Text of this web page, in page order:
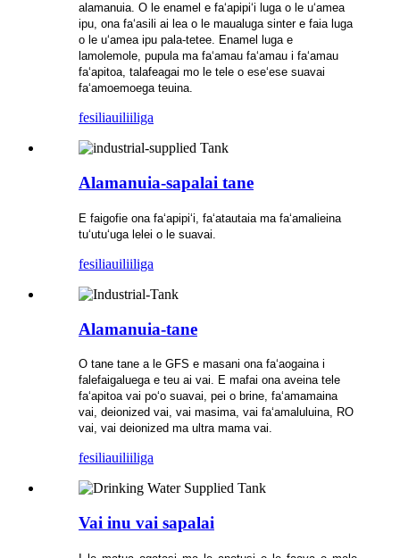
alamanuia. O le enamel e faʻapipiʻi luga o le uʻamea
ipu, ona faʻasili ai lea o le maualuga sinter e faia luga
o le uʻamea ipu pala-tetee. Enamel luga e
lamolemole, pupula ma faʻamau faʻamau i faʻamau
faʻapitoa, talafeagai mo le tele o eseʻese suavai
faʻamoemoega teuina.
fesiliauiliiliga
Alamanuia-sapalai tane
E faigofie ona faʻapipiʻi, faʻatautaia ma faʻamalieina
tuʻutuʻuga lelei o le suavai.
fesiliauiliiliga
Alamanuia-tane
O tane tane a le GFS e masani ona faʻaogaina i
falefaigaluega e teu ai vai. E mafai ona aveina tele
faʻapitoa vai poʻo suavai, pei o brine, faʻamamaina
vai, deionized vai, vai masima, vai faʻamaluluina, RO
vai, vai deionized ma ultra mama vai.
fesiliauiliiliga
Vai inu vai sapalai